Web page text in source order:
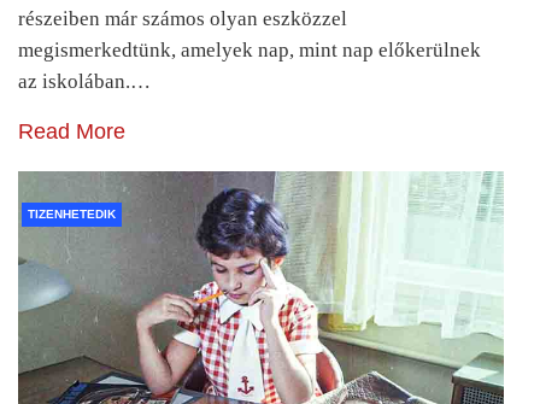
részeiben már számos olyan eszközzel
megismerkedtünk, amelyek nap, mint nap előkerülnek
az iskolában.…
Read More
TIZENHETEDIK